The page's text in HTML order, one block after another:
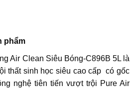
phẩm
Air Clean Siêu Bóng-C896B 5L là
thất sinh học siêu cao cấp có gốc
nghệ tiên tiến vượt trội Pure Air